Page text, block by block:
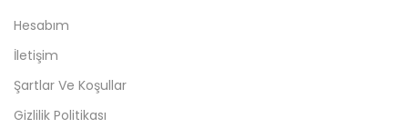
Hesabım
İletişim
Şartlar Ve Koşullar
Gizlilik Politikası